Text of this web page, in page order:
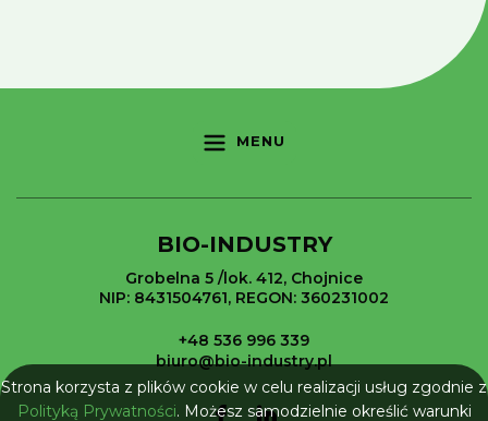
MENU
BIO-INDUSTRY
Grobelna 5 /lok. 412, Chojnice
NIP: 8431504761, REGON: 360231002
+48 536 996 339
biuro@bio-industry.pl
Strona korzysta z plików cookie w celu realizacji usług zgodnie z
Polityką Prywatności. Możesz samodzielnie określić warunki